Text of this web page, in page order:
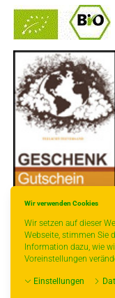
Wir verwenden Cookies
Wir setzen auf dieser
Webseite, stimmen Sie
Information dazu, wie
Voreinstellungen
Einstellungen
* gilt für Lieferungen
entnehmen Sie bitte der